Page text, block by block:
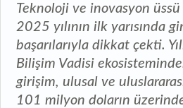
Teknoloji ve inovasyon
2025 yılının ilk yarısında
başarılarıyla dikkat çekti.
Bilişim Vadisi
girişim, ulusal ve
101 milyon doların üzerinde